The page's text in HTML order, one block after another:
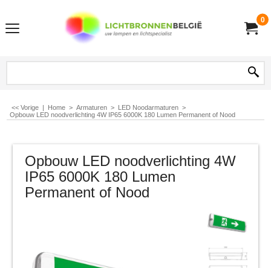
0
<< Vorige | Home > Armaturen > LED Noodarmaturen >
Opbouw LED noodverlichting 4W IP65 6000K 180 Lumen Permanent of Nood
Opbouw LED noodverlichting 4W
IP65 6000K 180 Lumen
Permanent of Nood